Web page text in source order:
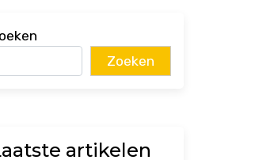
Zoeken
artikelen